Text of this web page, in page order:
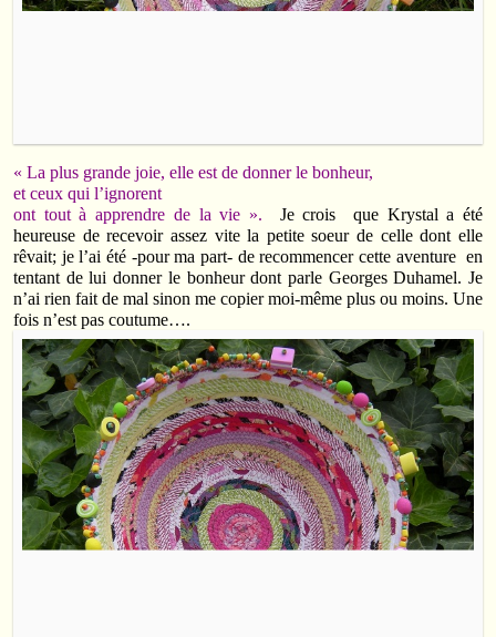
« La plus grande joie, elle est de donner le bonheur,
et ceux qui l’ignorent
ont tout à apprendre de la vie ». Je crois que Krystal a été
heureuse de recevoir assez vite la petite soeur de celle dont elle
rêvait; je l’ai été -pour ma part- de recommencer cette aventure en
tentant de lui donner le bonheur dont parle Georges Duhamel. Je
n’ai rien fait de mal sinon me copier moi-même plus ou moins. Une
fois n’est pas coutume….